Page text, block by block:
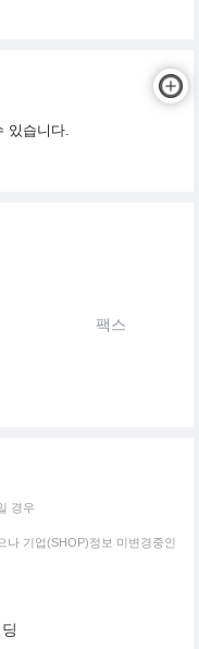
있습니다.
팩스
경우
나 기업(SHOP)정보 미변경중인